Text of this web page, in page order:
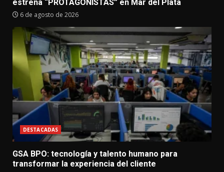
estrena “PROTAGONISTAS” en Mar del Plata
6 de agosto de 2026
DESTACADAS
GSA BPO: tecnología y talento humano para
transformar la experiencia del cliente